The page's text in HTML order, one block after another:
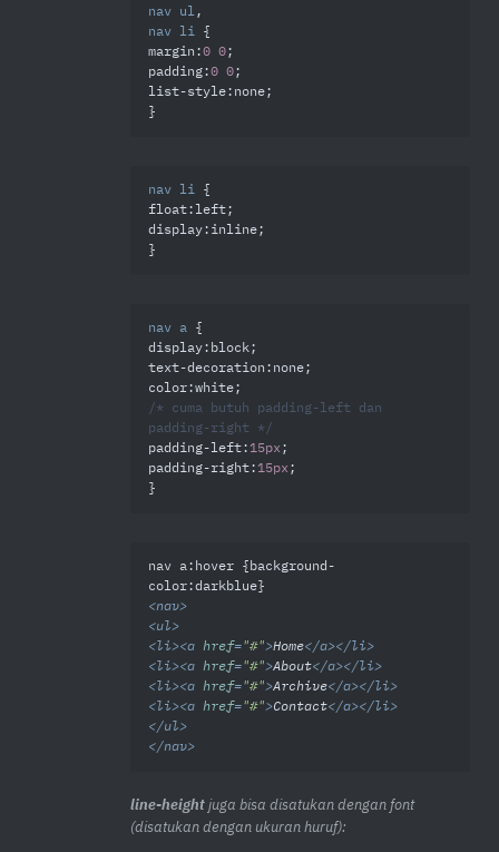
nav ul
nav
li
margin :0 0
padding:0 0
list-style:none;
}
nav li
float
display:inline;
}
nav a
display
text-decoration
color
/* cuma butuh padding-left dan
padding-right */
padding-left: 15px
padding-right: 15px ;
}
nav a:hover {background-
<nav>
<ul>
<li><a href="#">Home</a></li>
<li><a href="#">About</a></li>
<li><a href="#">Archive</a></li>
<li><a href="#">Contact</a></li>
</ul>
</nav>
line-heightjuga bisa disatukan dengan font
(disatukan dengan ukuran huruf):